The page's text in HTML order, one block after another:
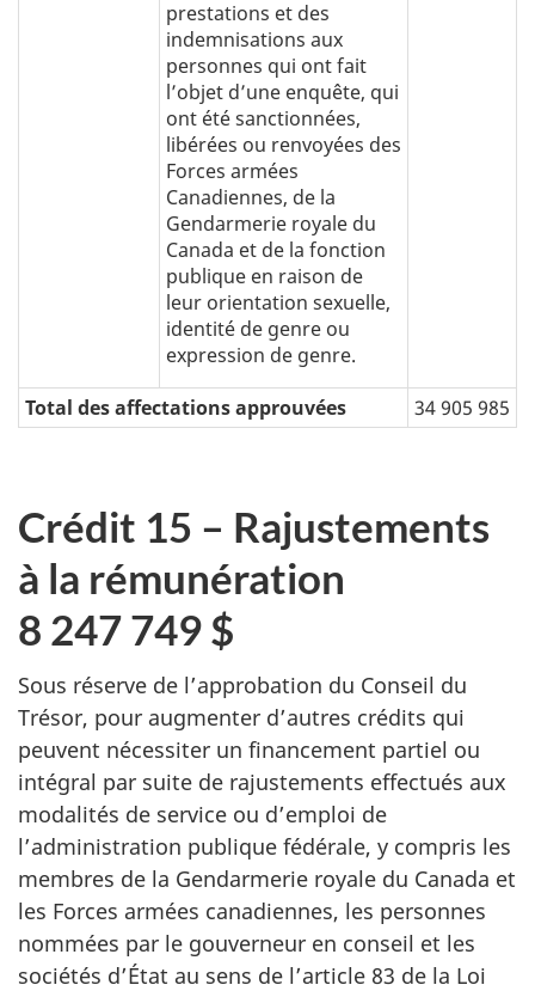
prestations et des
indemnisations aux
personnes qui ont fait
l’objet d’une enquête, qui
ont été sanctionnées,
libérées ou renvoyées des
Forces armées
Canadiennes, de la
Gendarmerie royale du
Canada et de la fonction
publique en raison de
leur orientation sexuelle,
identité de genre ou
expression de genre.
Total des affectations approuvées 34 905 985
Crédit 15 – Rajustements
à la rémunération
8 247 749 $
Sous réserve de l’approbation du Conseil du
Trésor, pour augmenter d’autres crédits qui
peuvent nécessiter un financement partiel ou
intégral par suite de rajustements effectués aux
modalités de service ou d’emploi de
l’administration publique fédérale, y compris les
membres de la Gendarmerie royale du Canada et
les Forces armées canadiennes, les personnes
nommées par le gouverneur en conseil et les
sociétés d’État au sens de l’article 83 de la Loi